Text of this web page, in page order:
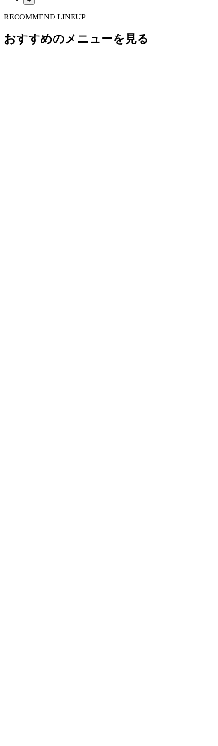
RECOMMEND LINEUP
おすすめのメニューを見る